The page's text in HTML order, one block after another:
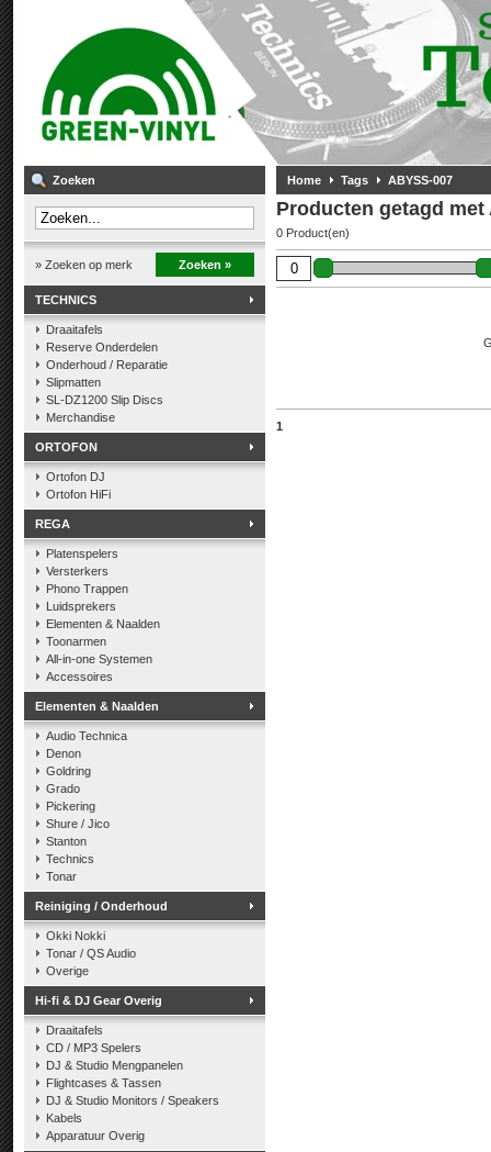
Zoeken
» Zoeken op merk Zoeken »
TECHNICS
Draaitafels
Reserve Onderdelen
Onderhoud / Reparatie
Slipmatten
SL-DZ1200 Slip Discs
Merchandise
ORTOFON
Ortofon DJ
Ortofon HiFi
REGA
Platenspelers
Versterkers
Phono Trappen
Luidsprekers
Elementen & Naalden
Toonarmen
All-in-one Systemen
Accessoires
Elementen & Naalden
Audio Technica
Denon
Goldring
Grado
Pickering
Shure / Jico
Stanton
Technics
Tonar
Reiniging / Onderhoud
Okki Nokki
Tonar / QS Audio
Overige
Hi-fi & DJ Gear Overig
Draaitafels
CD / MP3 Spelers
DJ & Studio Mengpanelen
Flightcases & Tassen
DJ & Studio Monitors / Speakers
Kabels
Apparatuur Overig
Home Tags ABYSS-007
Producten getagd met
0 Product(en)
1